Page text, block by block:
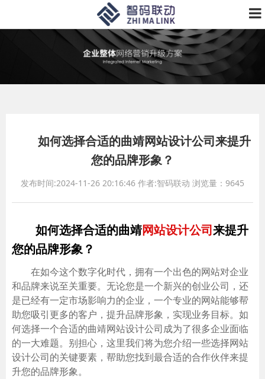
如何选择合适的曲靖网站设计公司来提升
您的品牌形象？
发布时间:2024-11-26 20:16:46 作者:智码联动 浏览量：9645
如何选择合适的曲靖网站设计公司来提升
您的品牌形象？
在如今这个数字化时代，拥有一个出色的网站对企业
和品牌来说至关重要。无论您是一个新兴的创业公司，还
是已经有一定市场影响力的企业，一个专业的网站能够帮
助您吸引更多的客户，提升品牌形象，实现业务目标。如
何选择一个合适的曲靖网站设计公司成为了很多企业面临
的一大难题。别担心，这里我们将为您介绍一些选择网站
设计公司的关键要素，帮助您找到最合适的合作伙伴来提
升您的品牌形象。